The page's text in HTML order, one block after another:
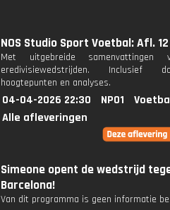
NOS Studio Sport Voetbal: Afl. 12
Met uitgebreide samenvattingen
eredivisiewedstrijden. Inclusief
hoogtepunten en analyses.
04-04-2026 22:30 NPO1
Alle afleveringen
Simeone opent de wedstrijd
Barcelona!
Van dit programma is geen informatie